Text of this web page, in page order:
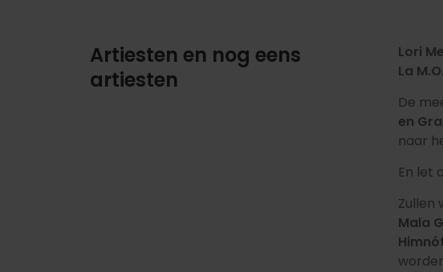
Artiesten en nog eens
artiesten
Lori
La
De
en
naar
En let
Zullen
Mala